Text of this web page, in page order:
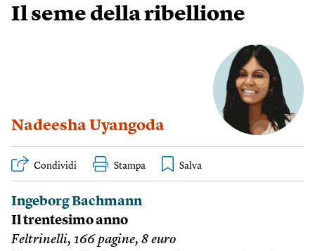
Il seme della ribellione
Nadeesha Uyangoda
Condividi Stampa
Ingeborg Bachmann
Il trentesimo anno
Feltrinelli, 166 pagine, 8 euro